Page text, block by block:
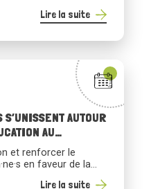
souhaitez vous
et la solidarité
équitable, alors la […]
Lire la suite
AUTOUR
AU
et renforcer le
en faveur de la
Lire la suite